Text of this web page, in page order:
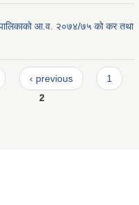
आ.व. २०७४/७५ को कर तथा
‹ previous
1
2